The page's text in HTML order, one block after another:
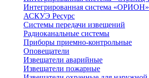
Интегрированная система
АСКУЭ Ресурс
Системы передачи извещений
Радиоканальные системы
Приборы приемно-контрольные
Оповещатели
Извещатели аварийные
Извещатели пожарные